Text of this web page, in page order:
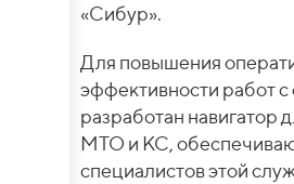
«Сибур».
Для повышения
эффективности работ с
разработан навигатор
МТО и КС,
специалистов этой